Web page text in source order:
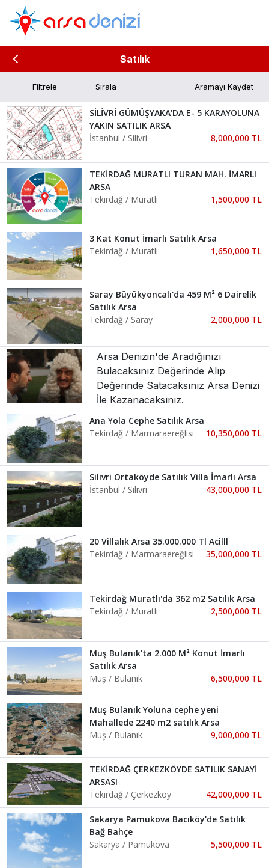
Satılık
Filtrele Aramayı Kaydet
SİLİVRİ GÜMÜŞYAKA'DA E- 5 KARAYOLUNA
YAKIN SATILIK ARSA
İstanbul / Silivri
8,000,000 TL
TEKİRDAĞ MURATLI TURAN MAH. İMARLI
ARSA
Tekirdağ / Muratlı
1,500,000 TL
3 Kat Konut İmarlı Satılık Arsa
Tekirdağ / Muratlı
1,650,000 TL
Saray Büyükyoncalı'da 459 M² 6 Dairelik
Satılık Arsa
Tekirdağ / Saray
2,000,000 TL
Arsa Denizin'de Aradığınızı
Bulacaksınız Değerinde Alıp
Değerinde Satacaksınız Arsa Denizi
İle Kazanacaksınız.
Ana Yola Cephe Satılık Arsa
Tekirdağ / Marmaraereğlisi
10,350,000 TL
Silivri Ortaköyde Satılık Villa İmarlı Arsa
İstanbul / Silivri
43,000,000 TL
20 Villalık Arsa 35.000.000 Tl Acilll
Tekirdağ / Marmaraereğlisi
35,000,000 TL
Tekirdağ Muratlı'da 362 m2 Satılık Arsa
Tekirdağ / Muratlı
2,500,000 TL
Muş Bulanık'ta 2.000 M² Konut İmarlı
Satılık Arsa
Muş / Bulanık
6,500,000 TL
Muş Bulanık Yoluna cephe yeni
Mahallede 2240 m2 satılık Arsa
Muş / Bulanık
9,000,000 TL
TEKİRDAĞ ÇERKEZKÖYDE SATILIK SANAYİ
ARSASI
Tekirdağ / Çerkezköy
42,000,000 TL
Sakarya Pamukova Bacıköy'de Satılık
Bağ Bahçe
Sakarya / Pamukova
5,500,000 TL